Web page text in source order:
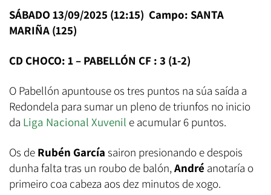
SÁBADO 13/09/2025 (12:15) Campo: SANTA
MARIÑA (125)
CD CHOCO: 1 – PABELLÓN CF : 3 (1-2)
O Pabellón apuntouse os tres puntos na súa saída a
Redondela para sumar un pleno de triunfos no inicio
da Liga Nacional Xuvenil e acumular 6 puntos.
Os de Rubén García sairon presionando e despois
dunha falta tras un roubo de balón,André anotaría o
primeiro coa cabeza aos dez minutos de xogo.